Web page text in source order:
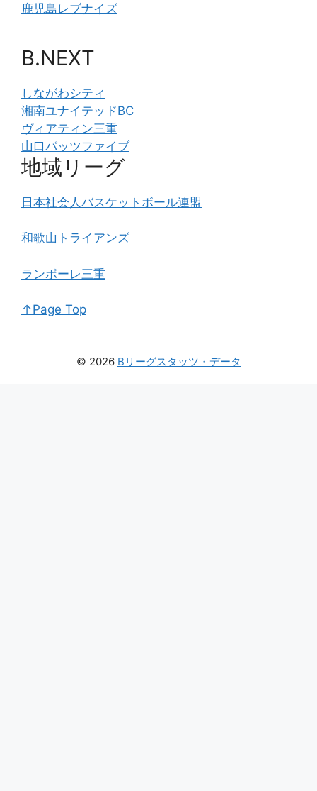
鹿児島レブナイズ
B.NEXT
しながわシティ
湘南ユナイテッドBC
ヴィアティン三重
山口パッツファイブ
地域リーグ
日本社会人バスケットボール連盟
和歌山トライアンズ
ランポーレ三重
↑Page Top
© 2026 Bリーグスタッツ・データ